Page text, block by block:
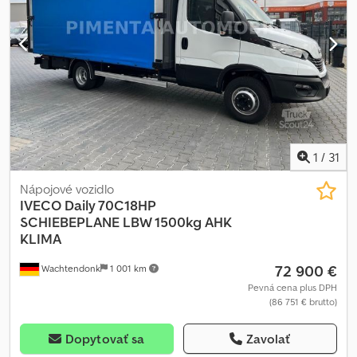
Užitočné zaťaženie 3.130 kg Tempomat 2 sedadlá Nakladacia
plocha D x Š x V 4470 x 2480 x 1950 mm Bočné steny 400 mm
1 / 31
Wachtendonk 1 001 km
Nápojové vozidlo
IVECO Daily 70C18HP
SCHIEBEPLANE LBW 1500kg AHK
KLIMA
72 900 €
Pevná cena plus DPH
(86 751 € brutto)
Dopytovať sa Zavolať